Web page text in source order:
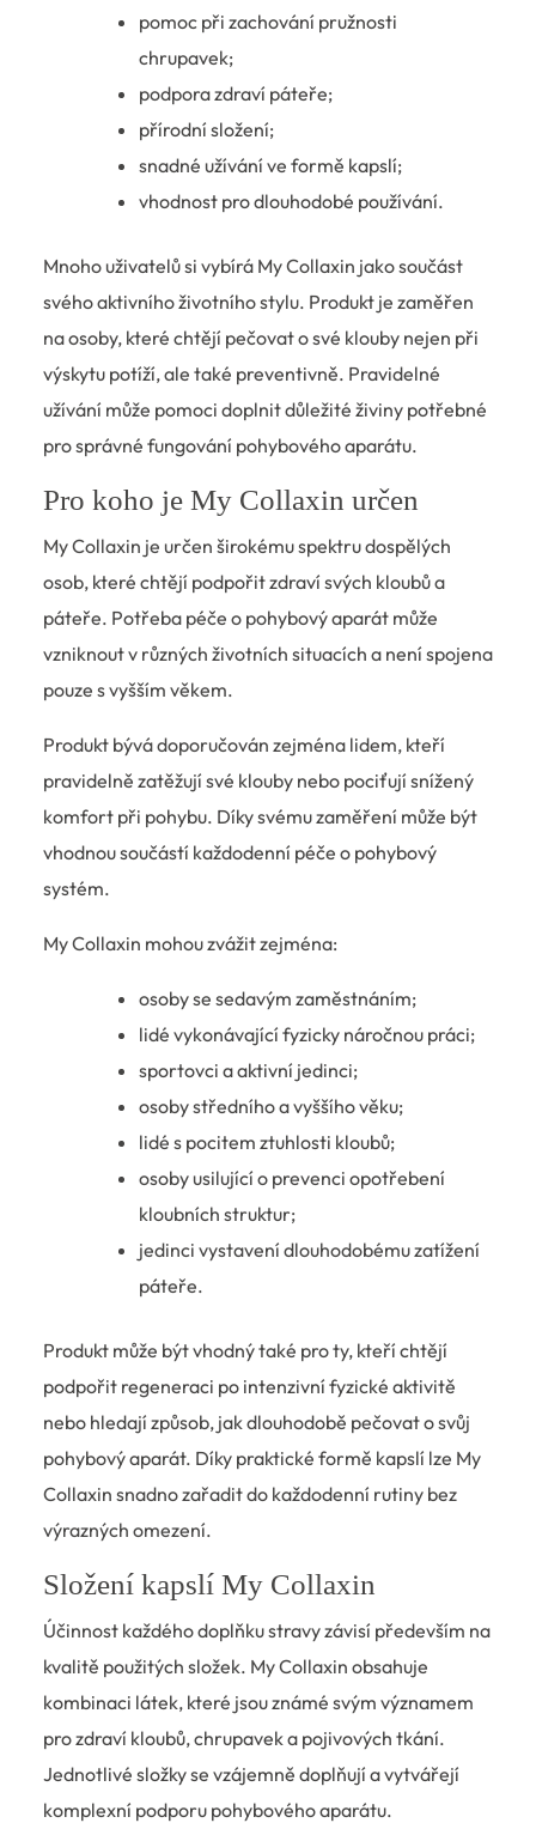
pomoc při zachování pružnosti
chrupavek;
podpora zdraví páteře;
přírodní složení;
snadné užívání ve formě kapslí;
vhodnost pro dlouhodobé používání.
Mnoho uživatelů si vybírá My Collaxin jako součást
svého aktivního životního stylu. Produkt je zaměřen
na osoby, které chtějí pečovat o své klouby nejen při
výskytu potíží, ale také preventivně. Pravidelné
užívání může pomoci doplnit důležité živiny potřebné
pro správné fungování pohybového aparátu.
Pro koho je My Collaxin určen
My Collaxin je určen širokému spektru dospělých
osob, které chtějí podpořit zdraví svých kloubů a
páteře. Potřeba péče o pohybový aparát může
vzniknout v různých životních situacích a není spojena
pouze s vyšším věkem.
Produkt bývá doporučován zejména lidem, kteří
pravidelně zatěžují své klouby nebo pociťují snížený
komfort při pohybu. Díky svému zaměření může být
vhodnou součástí každodenní péče o pohybový
systém.
My Collaxin mohou zvážit zejména:
osoby se sedavým zaměstnáním;
lidé vykonávající fyzicky náročnou práci;
sportovci a aktivní jedinci;
osoby středního a vyššího věku;
lidé s pocitem ztuhlosti kloubů;
osoby usilující o prevenci opotřebení
kloubních struktur;
jedinci vystavení dlouhodobému zatížení
páteře.
Produkt může být vhodný také pro ty, kteří chtějí
podpořit regeneraci po intenzivní fyzické aktivitě
nebo hledají způsob, jak dlouhodobě pečovat o svůj
pohybový aparát. Díky praktické formě kapslí lze My
Collaxin snadno zařadit do každodenní rutiny bez
výrazných omezení.
Složení kapslí My Collaxin
Účinnost každého doplňku stravy závisí především na
kvalitě použitých složek. My Collaxin obsahuje
kombinaci látek, které jsou známé svým významem
pro zdraví kloubů, chrupavek a pojivových tkání.
Jednotlivé složky se vzájemně doplňují a vytvářejí
komplexní podporu pohybového aparátu.